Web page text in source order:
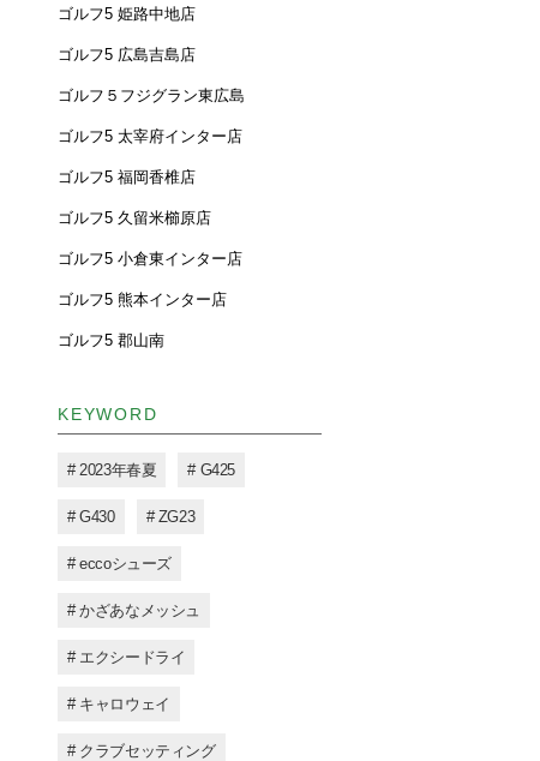
ゴルフ5 姫路中地店
ゴルフ5 広島吉島店
ゴルフ５フジグラン東広島
ゴルフ5 太宰府インター店
ゴルフ5 福岡香椎店
ゴルフ5 久留米櫛原店
ゴルフ5 小倉東インター店
ゴルフ5 熊本インター店
ゴルフ5 郡山南
KEYWORD
# 2023年春夏 # G425
# G430 # ZG23
# eccoシューズ
# かざあなメッシュ
# エクシードライ
# キャロウェイ
# クラブセッティング